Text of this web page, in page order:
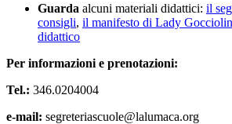
Guarda alcuni materiali didattici: il
consigli, il manifesto di Lady
didattico
Per informazioni e prenotazioni:
Tel.: 346.0204004
e-mail: segreteriascuole@lalumaca.org